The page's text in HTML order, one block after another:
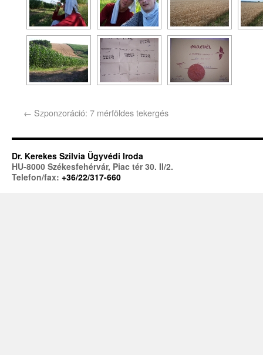
← Szponzoráció: 7 mérföldes tekergés
Dr. Kerekes Szilvia Ügyvédi Iroda
HU-8000 Székesfehérvár, Piac tér 30. II/2.
Telefon/fax: +36/22/317-660